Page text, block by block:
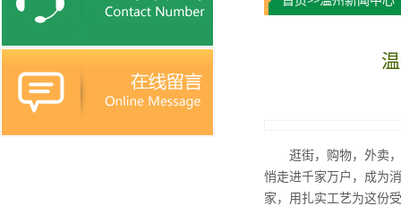
逛街，购物，外卖
悄走进千家万户，成为
家，用扎实工艺为这份